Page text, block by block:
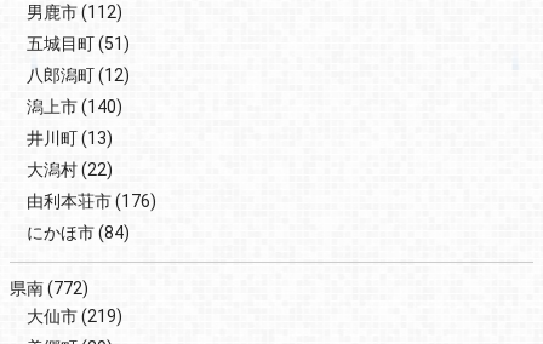
男鹿市(112)
五城目町(51)
八郎潟町(12)
潟上市(140)
井川町(13)
大潟村(22)
由利本荘市(176)
にかほ市(84)
県南(772)
大仙市(219)